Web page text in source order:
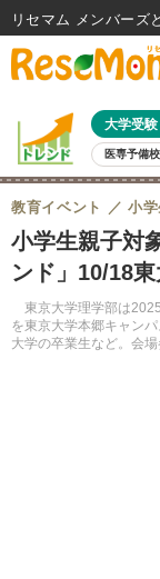
大学受
医専予備
親子で考える大学選び
共通テスト 夏休み
8月開催イベント・WS
自由研究教材（小学生向け
小学生親子対
ンド」10/18
東京大学理学部は
を東京大学本郷キャン
大学の卒業生など。会
教育イベント 小学
リセマム メンバーズ